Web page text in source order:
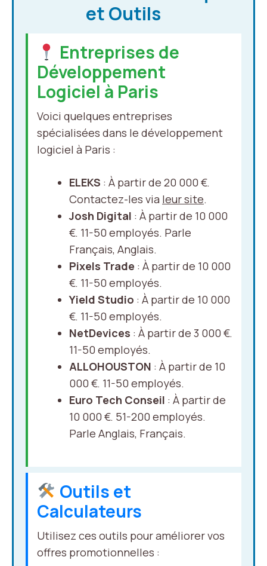
et Outils
Entreprises de
Développement
Logiciel à Paris
Voici quelques entreprises
spécialisées dans le développement
logiciel à Paris :
ELEKS : À partir de 20 000 €.
Contactez-les via leur site.
Josh Digital : À partir de 10 000
€. 11-50 employés. Parle
Français, Anglais.
Pixels Trade : À partir de 10 000
€. 11-50 employés.
Yield Studio : À partir de 10 000
€. 11-50 employés.
NetDevices : À partir de 3 000 €.
11-50 employés.
ALLOHOUSTON : À partir de 10
000 €. 11-50 employés.
Euro Tech Conseil : À partir de
10 000 €. 51-200 employés.
Parle Anglais, Français.
Outils et
Calculateurs
Utilisez ces outils pour améliorer vos
offres promotionnelles :